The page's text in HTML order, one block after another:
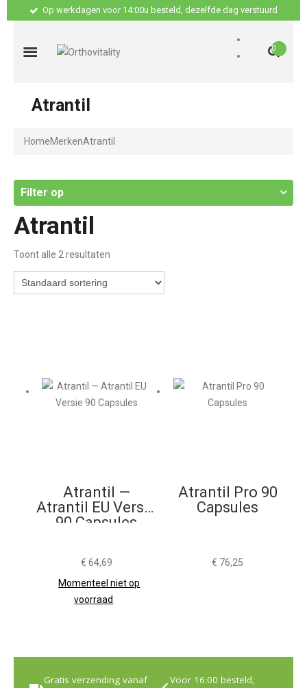
Op werkdagen voor 14:00u besteld, dezelfde dag verstuurd
0
Atrantil
HomeMerkenAtrantil
Filter op
Atrantil
Toont alle 2 resultaten
Atrantil —
Atrantil EU Versie
90 Capsules
€ 64,69
Momenteel niet op
voorraad
Atrantil Pro 90
Capsules
€ 76,25
Gratis verzending vanaf
Voor 16:00 besteld,